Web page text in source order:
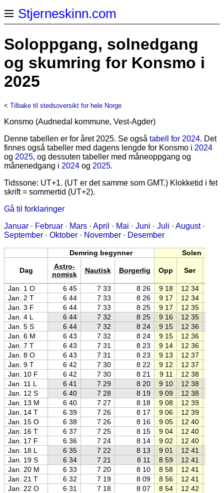
Stjerneskinn.com
Soloppgang, solnedgang
og skumring for Konsmo i
2025
< Tilbake til stedsoversikt for hele Norge
Konsmo (Audnedal kommune, Vest-Agder)
Denne tabellen er for året 2025. Se også tabell for 2024. Det
finnes også tabeller med dagens lengde for Konsmo i 2024
og 2025, og dessuten tabeller med måneoppgang og
månenedgang i 2024 og 2025.
Tidssone: UT+1. (UT er det samme som GMT.) Klokketid i fet
skrift = sommertid (UT+2).
Gå til forklaringer
Januar · Februar · Mars · April · Mai · Juni · Juli · August·
September · Oktober · November · Desember
Demring begynner Solen
Dag
Astro-
nomisk
Nautisk Borgerlig Opp Sør
Jan. 1 O 6 45 7 33 8 26 9 18 12 34
Jan. 2 T
6 44 7 33 8 26 9 17 12 34
Jan. 3 F
6 44 7 33 8 25 9 17 12 35
Jan. 4 L
6 44 7 32 8 25 9 16 12 35
Jan. 5 S
6 44 7 32 8 24 9 15 12 36
Jan. 6 M
6 43 7 32 8 24 9 15 12 36
Jan. 7 T
6 43 7 31 8 23 9 14 12 36
Jan. 8 O
6 43 7 31 8 23 9 13 12 37
Jan. 9 T
6 42 7 30 8 22 9 12 12 37
Jan. 10 F
6 42 7 30 8 21 9 11 12 38
Jan. 11 L
6 41 7 29 8 20 9 10 12 38
Jan. 12 S
6 40 7 28 8 19 9 09 12 38
Jan. 13 M
6 40 7 27 8 18 9 08 12 39
Jan. 14 T
6 39 7 26 8 17 9 06 12 39
Jan. 15 O
6 38 7 26 8 16 9 05 12 40
Jan. 16 T
6 37 7 25 8 15 9 04 12 40
Jan. 17 F
6 36 7 24 8 14 9 02 12 40
Jan. 18 L
6 35 7 22 8 13 9 01 12 41
Jan. 19 S
6 34 7 21 8 11 8 59 12 41
Jan. 20 M
6 33 7 20 8 10 8 58 12 41
Jan. 21 T
6 32 7 19 8 09 8 56 12 41
Jan. 22 O
6 31 7 18 8 07 8 54 12 42